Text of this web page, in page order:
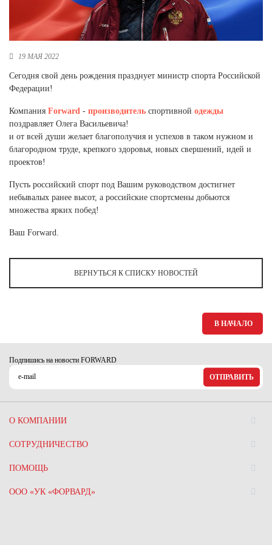
Новосибирская область (3)
Омская область (5)
Республика Башкортостан (3)
Республика Татарстан (2)
Ростовская область (2)
Самарская область (1)
Санкт-Петербург и ЛО (3)
Саратовская область (1)
Свердловская область (5)
Северная Осетия (2)
Смоленская область (1)
Ставропольский край (5)
Томская область (1)
Хакасия (1)
Ханты-Мансийский автономный округ (3)
19 МАЯ 2022
Сегодня свой день рождения празднует министр спорта Российской
Федерации!
Компания Forward - производитель спортивной одежды
поздравляет Олега Васильевича!
и от всей души желает благополучия и успехов в таком нужном и
благородном труде, крепкого здоровья, новых свершений, идей и
проектов!
Пусть российский спорт под Вашим руководством достигнет
небывалых ранее высот, а российские спортсмены добьются
множества ярких побед!
Ваш Forward.
ВЕРНУТЬСЯ К СПИСКУ НОВОСТЕЙ
В НАЧАЛО
Подпишись на новости FORWARD
ОТПРАВИТЬ
О КОМПАНИИ
СОТРУДНИЧЕСТВО
ПОМОЩЬ
ООО «УК «ФОРВАРД»